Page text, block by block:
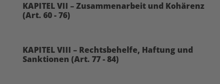
KAPITEL VII – Zusammenarbeit und Kohärenz
(Art. 60 - 76)
KAPITEL VIII – Rechtsbehelfe, Haftung und
Sanktionen (Art. 77 - 84)